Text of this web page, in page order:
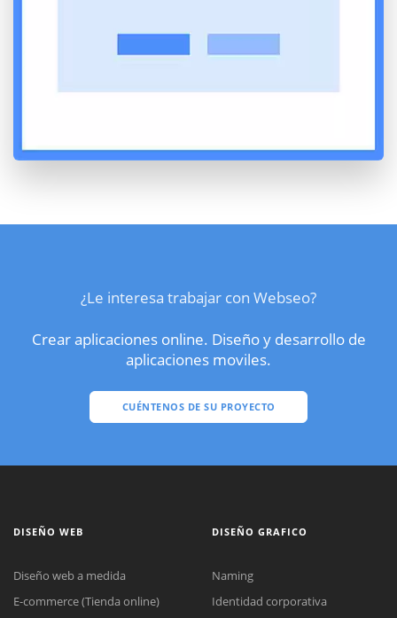
¿Le interesa trabajar con Webseo?
Crear aplicaciones online. Diseño y desarrollo de
aplicaciones moviles.
CUÉNTENOS DE SU PROYECTO
DISEÑO WEB
Diseño web a medida
E-commerce (Tienda online)
DISEÑO GRAFICO
Naming
Identidad corporativa